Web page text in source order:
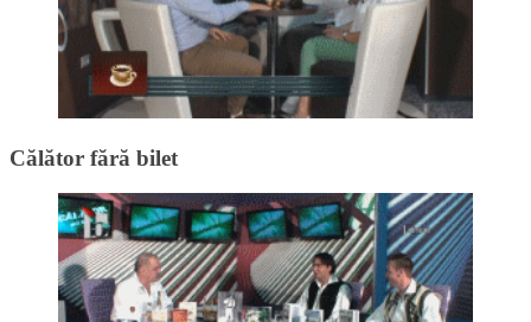
Călător fără bilet